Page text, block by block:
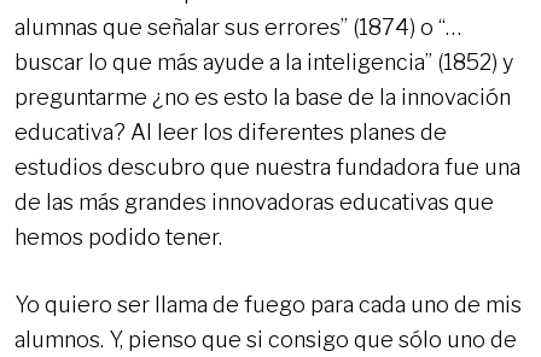
alumnas que señalar sus errores” (1874) o “…
buscar lo que más ayude a la inteligencia” (1852) y
preguntarme ¿no es esto la base de la innovación
educativa? Al leer los diferentes planes de
estudios descubro que nuestra fundadora fue una
de las más grandes innovadoras educativas que
hemos podido tener.
Yo quiero ser llama de fuego para cada uno de mis
alumnos. Y, pienso que si consigo que sólo uno de